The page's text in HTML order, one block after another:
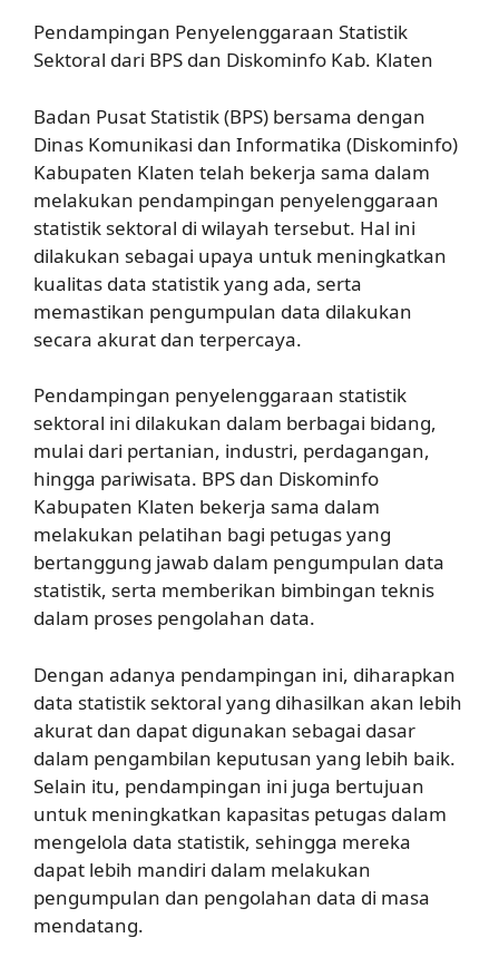
Pendampingan Penyelenggaraan Statistik
Sektoral dari BPS dan Diskominfo Kab. Klaten
Badan Pusat Statistik (BPS) bersama dengan
Dinas Komunikasi dan Informatika (Diskominfo)
Kabupaten Klaten telah bekerja sama dalam
melakukan pendampingan penyelenggaraan
statistik sektoral di wilayah tersebut. Hal ini
dilakukan sebagai upaya untuk meningkatkan
kualitas data statistik yang ada, serta
memastikan pengumpulan data dilakukan
secara akurat dan terpercaya.
Pendampingan penyelenggaraan statistik
sektoral ini dilakukan dalam berbagai bidang,
mulai dari pertanian, industri, perdagangan,
hingga pariwisata. BPS dan Diskominfo
Kabupaten Klaten bekerja sama dalam
melakukan pelatihan bagi petugas yang
bertanggung jawab dalam pengumpulan data
statistik, serta memberikan bimbingan teknis
dalam proses pengolahan data.
Dengan adanya pendampingan ini, diharapkan
data statistik sektoral yang dihasilkan akan lebih
akurat dan dapat digunakan sebagai dasar
dalam pengambilan keputusan yang lebih baik.
Selain itu, pendampingan ini juga bertujuan
untuk meningkatkan kapasitas petugas dalam
mengelola data statistik, sehingga mereka
dapat lebih mandiri dalam melakukan
pengumpulan dan pengolahan data di masa
mendatang.